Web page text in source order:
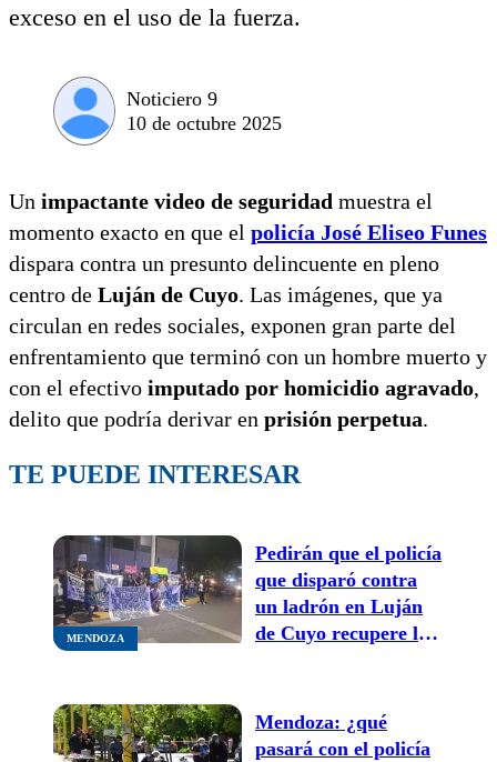
exceso en el uso de la fuerza.
Noticiero 9
10 de octubre 2025
Un impactante video de seguridad muestra el
momento exacto en que el policía José Eliseo Funes
dispara contra un presunto delincuente en pleno
centro de Luján de Cuyo. Las imágenes, que ya
circulan en redes sociales, exponen gran parte del
enfrentamiento que terminó con un hombre muerto y
con el efectivo imputado por homicidio agravado,
delito que podría derivar en prisión perpetua.
TE PUEDE INTERESAR
MENDOZA
Pedirán que el policía
que disparó contra
un ladrón en Luján
de Cuyo recupere la
Mendoza: ¿qué
pasará con el policía